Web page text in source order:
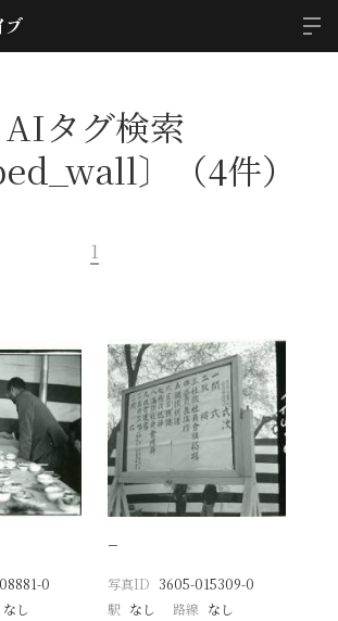
AIタグ検索
〕（4件）
1
0
なし
−
写真ID 3605-015309-0
駅 なし 路線 なし